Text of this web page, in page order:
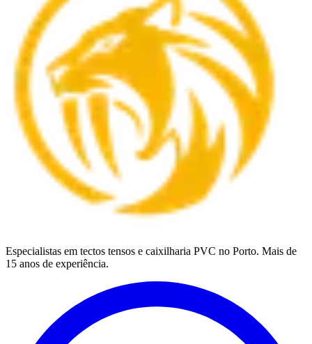
Especialistas em tectos tensos e caixilharia PVC no Porto. Mais de
15 anos de experiência.